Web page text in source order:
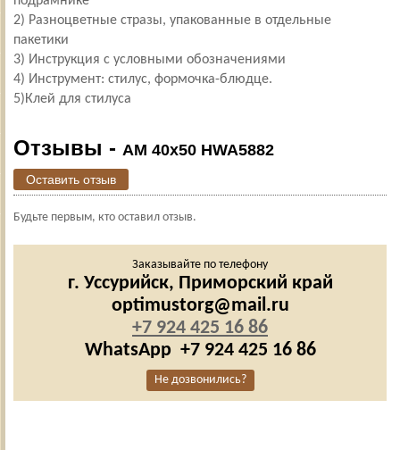
2) Разноцветные стразы, упакованные в отдельные
пакетики
3) Инструкция с условными обозначениями
4) Инструмент: стилус, формочка-блюдце.
5)Клей для стилуса
Отзывы - AM 40х50 HWA5882
Оставить отзыв
Будьте первым, кто оставил отзыв.
Заказывайте по телефону
г. Уссурийск, Приморский край
optimustorg@mail.ru
+7 924 425 16 86
WhatsApp +7 924 425 16 86
Не дозвонились?